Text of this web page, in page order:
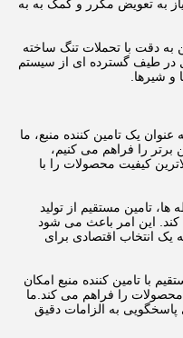
به تعویض مکرر و کمک به به
به دقت با تحملات تنگ ساخته
در طیف گسترده ای از سیستم
و شیرها.
عنوان یک تامین کننده منبع، ما
برتر را فراهم می کنیم،
کیفیت محصولات را با
تامین مستقیم از تولید
این امر باعث می شود
یک انتخاب اقتصادی برای
با تامین کننده منبع امکان
را فراهم می کند.ما
به الزامات دقیق